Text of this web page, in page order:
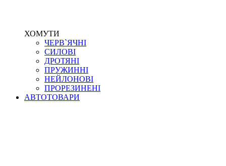
ХОМУТИ
ЧЕРВ`ЯЧНІ
СИЛОВІ
ДРОТЯНІ
ПРУЖИННІ
НЕЙЛОНОВІ
ПРОРЕЗИНЕНІ
АВТОТОВАРИ